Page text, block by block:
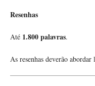
Resenhas
Até 1.800 palavras.
As resenhas deverão